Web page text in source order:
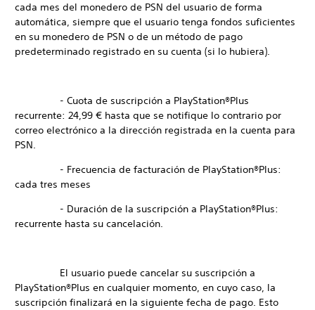
cada mes del monedero de PSN del usuario de forma
automática, siempre que el usuario tenga fondos suficientes
en su monedero de PSN o de un método de pago
predeterminado registrado en su cuenta (si lo hubiera).
- Cuota de suscripción a PlayStation®Plus
recurrente: 24,99 € hasta que se notifique lo contrario por
correo electrónico a la dirección registrada en la cuenta para
PSN.
- Frecuencia de facturación de PlayStation®Plus:
cada tres meses
- Duración de la suscripción a PlayStation®Plus:
recurrente hasta su cancelación.
El usuario puede cancelar su suscripción a
PlayStation®Plus en cualquier momento, en cuyo caso, la
suscripción finalizará en la siguiente fecha de pago. Esto